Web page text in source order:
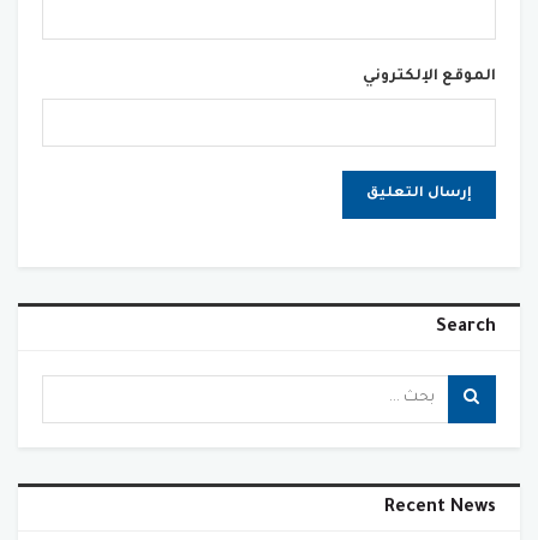
الموقع الإلكتروني
Search
Recent News